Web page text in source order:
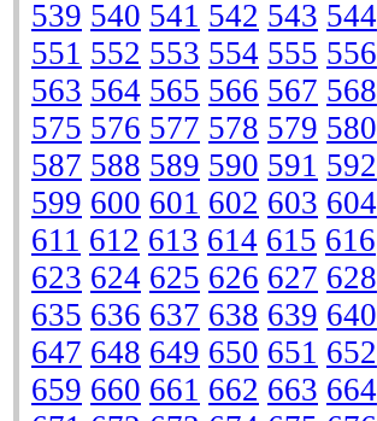
539 540 541 542 543 544
551 552 553 554 555 556
563 564 565 566 567 568
575 576 577 578 579 580
587 588 589 590 591 592
599 600 601 602 603 604
611 612 613 614 615 616
623 624 625 626 627 628
635 636 637 638 639 640
647 648 649 650 651 652
659 660 661 662 663 664